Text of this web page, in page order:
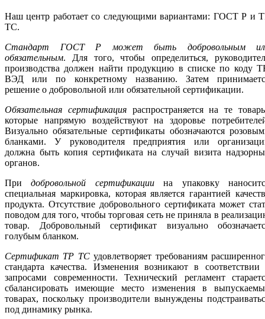
Наш центр работает со следующими вариантами: ГОСТ Р и
ТС.
Стандарт ГОСТ Р может быть добровольным
обязательным. Для того, чтобы определиться,
производства должен найти продукцию в списке по коду
ВЭД или по конкретному названию. Затем
решение о добровольной или обязательной сертификации.
Обязательная сертификацияраспространяется на те
которые напрямую воздействуют на здоровье
Визуально обязательные сертификаты обозначаются
бланками. У руководителя предприятия или
должна быть копия сертификата на случай визита
органов.
Придобровольной сертификациина упаковку
специальная маркировка, которая является гарантией
продукта. Отсутствие добровольного сертификата может
поводом для того, чтобы торговая сеть не приняла в
товар. Добровольный сертификат визуально
голубым бланком.
Сертификат ТР ТСудовлетворяет требованиям
стандарта качества. Изменения возникают в соответствии
запросами современности. Технический регламент
сбалансировать имеющие место изменения в
товарах, поскольку производители вынуждены
под динамику рынка.